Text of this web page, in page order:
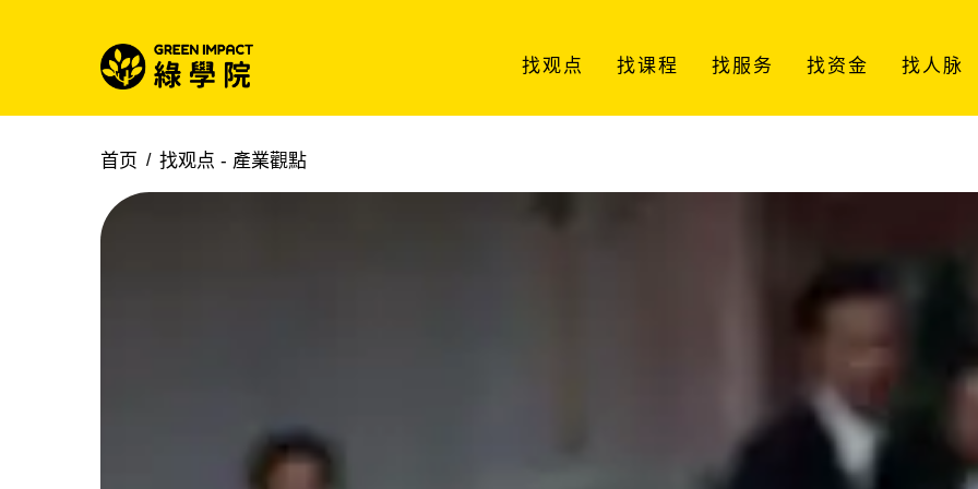
找观点 找课程 找服务 找资金 找人脉
首页 找观点 - 產業觀點